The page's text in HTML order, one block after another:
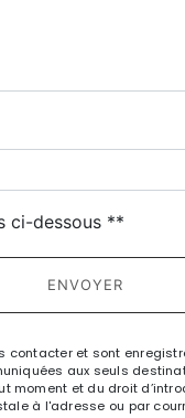
ci-dessous **
ENVOYER
contacter et sont
aux seuls
et du droit
à l'adresse ou par